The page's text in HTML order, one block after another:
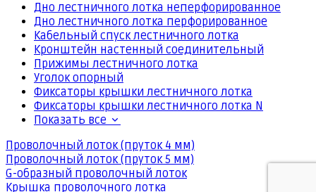
Дно лестничного лотка неперфорированное
Дно лестничного лотка перфорированное
Кабельный спуск лестничного лотка
Кронштейн настенный соединительный
Прижимы лестничного лотка
Уголок опорный
Фиксаторы крышки лестничного лотка
Фиксаторы крышки лестничного лотка N
Показать все
Проволочный лоток (пруток 4 мм)
Проволочный лоток (пруток 5 мм)
G-образный проволочный лоток
Крышка проволочного лотка